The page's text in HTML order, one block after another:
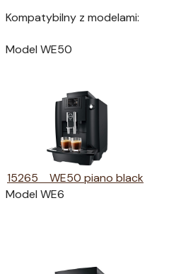
Kompatybilny z modelami:
Model WE50
15265 WE50 piano black
Model WE6